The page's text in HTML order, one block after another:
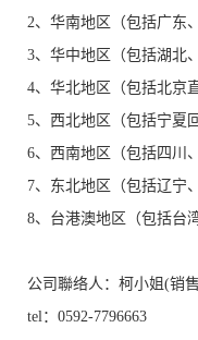
2、华南地区（包括广东
3、华中地区（包括湖北
4、华北地区（包括北京
5、西北地区（包括宁夏
6、西南地区（包括四川
7、东北地区（包括辽宁
8、台港澳地区（包括台
公司聯络人：柯小姐(销
tel：0592-7796663